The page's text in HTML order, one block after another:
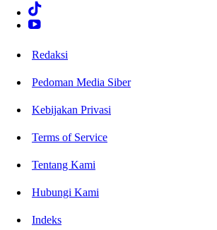
Redaksi
Pedoman Media Siber
Kebijakan Privasi
Terms of Service
Tentang Kami
Hubungi Kami
Indeks